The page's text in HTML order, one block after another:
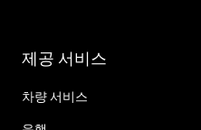
제공 서비스
차량 서비스